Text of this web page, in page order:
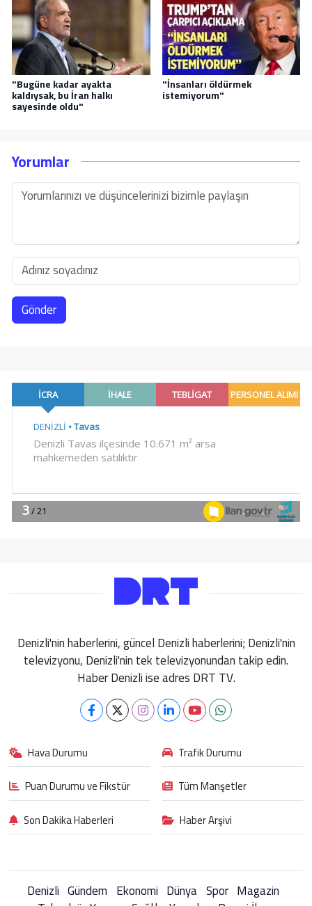
"Bugüne kadar ayakta
kaldıysak, bu İran halkı
sayesinde oldu"
"İnsanları öldürmek
istemiyorum"
Yorumlar
Gönder
Denizli'nin haberlerini, güncel Denizli haberlerini; Denizli'nin
televizyonu, Denizli'nin tek televizyonundan takip edin.
Haber Denizli ise adres DRT TV.
Hava Durumu
Trafik Durumu
Puan Durumu ve Fikstür
Tüm Manşetler
Son Dakika Haberleri
Haber Arşivi
Denizli Gündem Ekonomi Dünya Spor Magazin